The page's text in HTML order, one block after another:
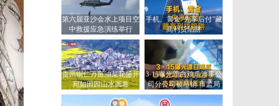
第六届亚沙会水上项目空
中救援应急演练举行
手机、黄金“先享后付”藏
高利贷陷阱
贵州铜仁万亩油菜花盛开
宛如田园山水画卷
3·15曝光漂白鸡爪涉事公
司分公司被吊销 市监局
最新回应